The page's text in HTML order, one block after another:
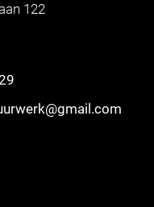
122